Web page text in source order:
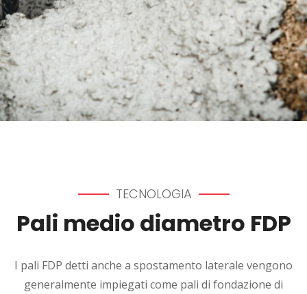
TECNOLOGIA
Pali medio diametro FDP
I pali FDP detti anche a spostamento laterale vengono
generalmente impiegati come pali di fondazione di